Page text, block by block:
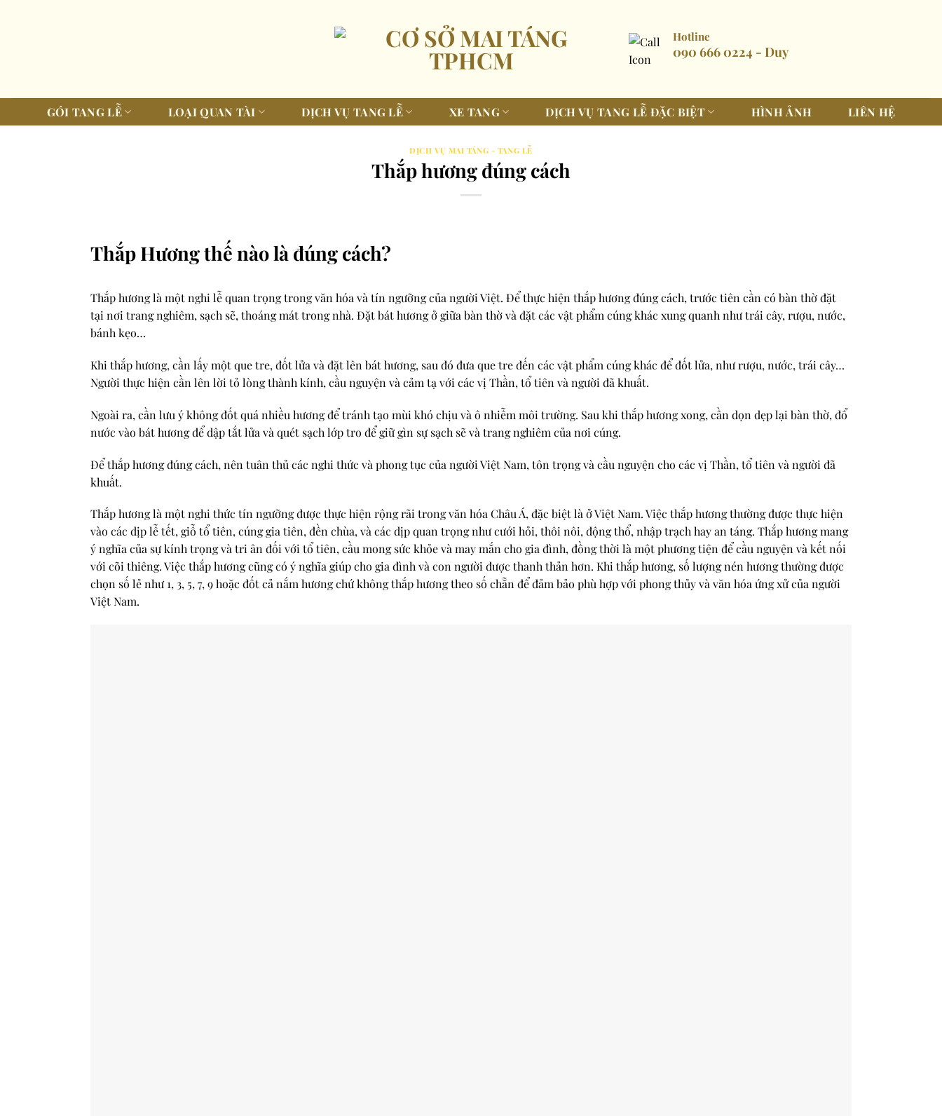
Hotline
090 666 0224 - Duy
GÓI TANG LỄ LOẠI QUAN TÀI DỊCH VỤ TANG LỄ XE TANG DỊCH VỤ TANG LỄ ĐẶC BIỆT HÌNH ẢNH LIÊN HỆ
DỊCH VỤ MAI TÁNG - TANG LỄ
Thắp hương đúng cách
Thắp Hương thế nào là đúng cách?
Thắp hương là một nghi lễ quan trọng trong văn hóa và tín ngưỡng của người Việt. Để thực hiện thắp hương đúng cách, trước tiên cần có bàn thờ đặt
tại nơi trang nghiêm, sạch sẽ, thoáng mát trong nhà. Đặt bát hương ở giữa bàn thờ và đặt các vật phẩm cúng khác xung quanh như trái cây, rượu, nước,
bánh kẹo…
Khi thắp hương, cần lấy một que tre, đốt lửa và đặt lên bát hương, sau đó đưa que tre đến các vật phẩm cúng khác để đốt lửa, như rượu, nước, trái cây…
Người thực hiện cần lên lời tỏ lòng thành kính, cầu nguyện và cảm tạ với các vị Thần, tổ tiên và người đã khuất.
Ngoài ra, cần lưu ý không đốt quá nhiều hương để tránh tạo mùi khó chịu và ô nhiễm môi trường. Sau khi thắp hương xong, cần dọn dẹp lại bàn thờ, đổ
nước vào bát hương để dập tắt lửa và quét sạch lớp tro để giữ gìn sự sạch sẽ và trang nghiêm của nơi cúng.
Để thắp hương đúng cách, nên tuân thủ các nghi thức và phong tục của người Việt Nam, tôn trọng và cầu nguyện cho các vị Thần, tổ tiên và người đã
khuất.
Thắp hương là một nghi thức tín ngưỡng được thực hiện rộng rãi trong văn hóa Châu Á, đặc biệt là ở Việt Nam. Việc thắp hương thường được thực hiện
vào các dịp lễ tết, giỗ tổ tiên, cúng gia tiên, đền chùa, và các dịp quan trọng như cưới hỏi, thôi nôi, động thổ, nhập trạch hay an táng. Thắp hương mang
ý nghĩa của sự kính trọng và tri ân đối với tổ tiên, cầu mong sức khỏe và may mắn cho gia đình, đồng thời là một phương tiện để cầu nguyện và kết nối
với cõi thiêng. Việc thắp hương cũng có ý nghĩa giúp cho gia đình và con người được thanh thản hơn. Khi thắp hương, số lượng nén hương thường được
chọn số lẻ như 1, 3, 5, 7, 9 hoặc đốt cả nắm hương chứ không thắp hương theo số chẵn để đảm bảo phù hợp với phong thủy và văn hóa ứng xử của người
Việt Nam.